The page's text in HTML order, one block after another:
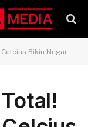
Negara Ini Gelap Gulita